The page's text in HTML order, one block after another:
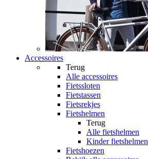
Accessoires
Terug
Alle accessoires
Fietssloten
Fietstassen
Fietsrekjes
Fietshelmen
Terug
Alle fietshelmen
Kinder fietshelmen
Fietshoezen